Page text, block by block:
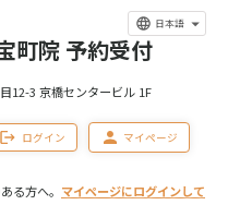
日本語
町院 予約受付
12-3 京橋センタービル 1F
ログイン マイページ
る方へ。 マイページにログインして